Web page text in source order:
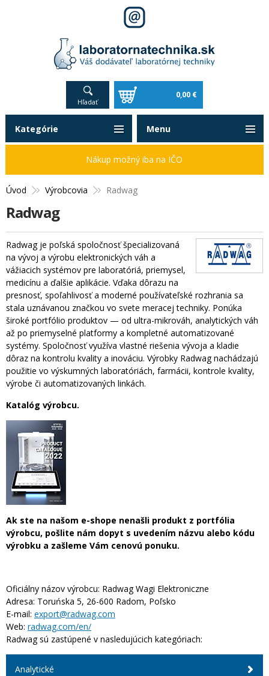
Hľadať
0,00 €
Úvod Výrobcovia Radwag
Radwag
Radwag je poľská spoločnosť špecializovaná
na vývoj a výrobu elektronických váh a
vážiacich systémov pre laboratóriá, priemysel,
medicínu a ďalšie aplikácie. Vďaka dôrazu na
presnosť, spoľahlivosť a moderné používateľské rozhrania sa
stala uznávanou značkou vo svete meracej techniky. Ponúka
široké portfólio produktov — od ultra-mikrováh, analytických váh
až po priemyselné platformy a kompletné automatizované
systémy. Spoločnosť využíva vlastné riešenia vývoja a kladie
dôraz na kontrolu kvality a inováciu. Výrobky Radwag nachádzajú
použitie vo výskumných laboratóriách, farmácii, kontrole kvality,
výrobe či automatizovaných linkách.
Katalóg výrobcu.
Ak ste na našom e-shope nenašli produkt z portfólia
výrobcu, pošlite nám dopyt s uvedením názvu alebo kódu
výrobku a zašleme Vám cenovú ponuku.
Oficiálny názov výrobcu: Radwag Wagi Elektroniczne
Adresa: Toruńska 5, 26-600 Radom, Poľsko
E-mail: export@radwag.com
Web: radwag.com/en/
Radwag sú zastúpené v nasledujúcich kategóriach:
Analytické
Kategórie
Nákup možný iba na IČO
Menu